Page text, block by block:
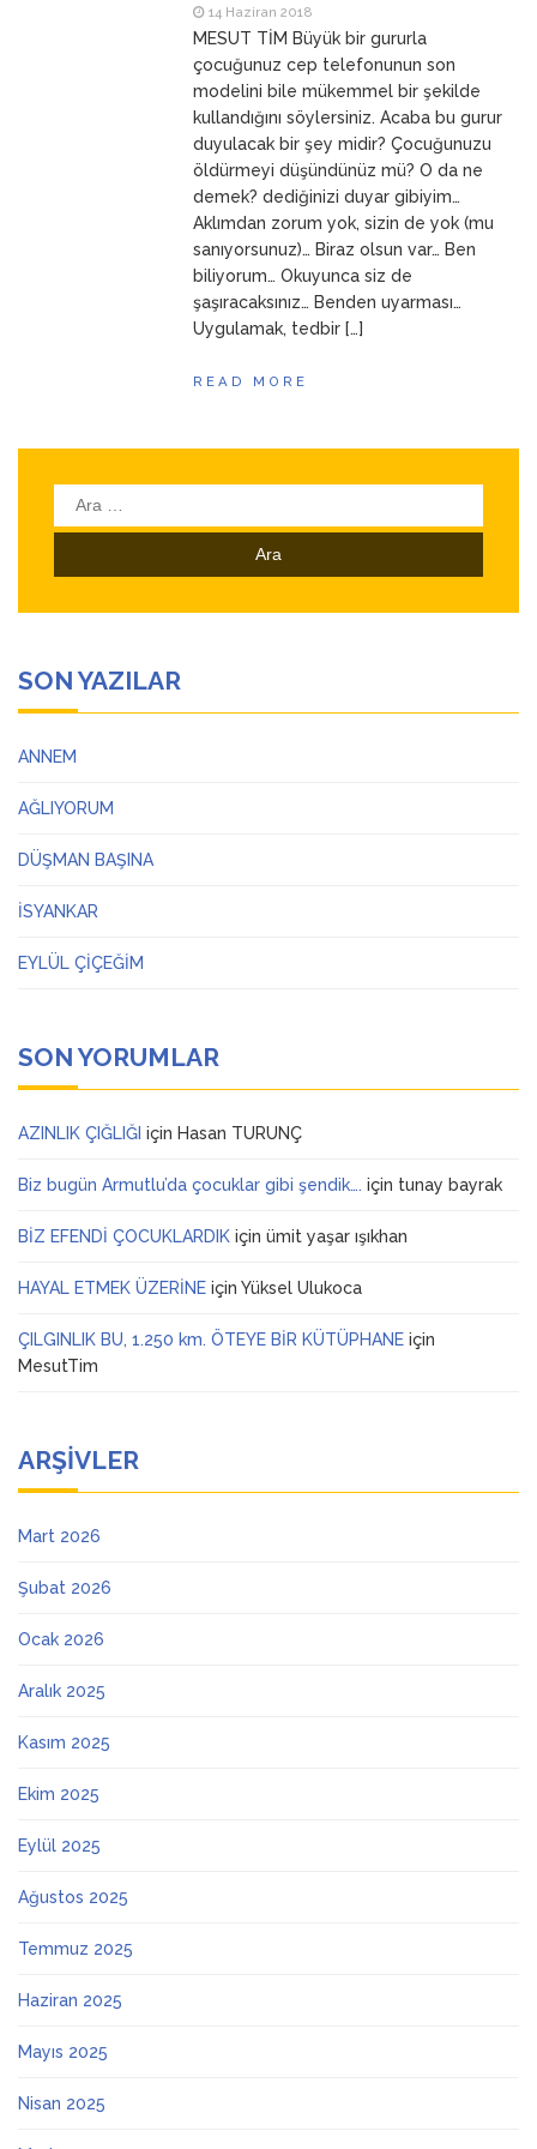
ANNEM14 Haziran 2018
MESUT TİM Büyük bir gururla
çocuğunuz cep telefonunun son
modelini bile mükemmel bir şekilde
kullandığını söylersiniz. Acaba bu gurur
duyulacak bir şey midir? Çocuğunuzu
öldürmeyi düşündünüz mü? O da ne
demek? dediğinizi duyar gibiyim…
Aklımdan zorum yok, sizin de yok (mu
sanıyorsunuz)… Biraz olsun var… Ben
biliyorum… Okuyunca siz de
şaşıracaksınız… Benden uyarması…
Uygulamak, tedbir […]
READ MORE
Arama:
SON YAZILAR
ANNEM
AĞLIYORUM
DÜŞMAN BAŞINA
İSYANKAR
EYLÜL ÇİÇEĞİM
SON YORUMLAR
AZINLIK ÇIĞLIĞI için Hasan TURUNÇ
Biz bugün Armutlu’da çocuklar gibi şendik…. için tunay bayrak
BİZ EFENDİ ÇOCUKLARDIK için ümit yaşar ışıkhan
HAYAL ETMEK ÜZERİNE için Yüksel Ulukoca
ÇILGINLIK BU, 1.250 km. ÖTEYE BİR KÜTÜPHANE için
MesutTim
ARŞIVLER
Mart 2026
Şubat 2026
Ocak 2026
Aralık 2025
Kasım 2025
Ekim 2025
Eylül 2025
Ağustos 2025
Temmuz 2025
Haziran 2025
Mayıs 2025
Nisan 2025